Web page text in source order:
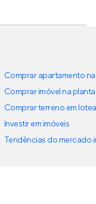
Comprar apartamento
Comprar imóvel na planta
Comprar terreno em
Investir em imóveis
Tendências do mercado